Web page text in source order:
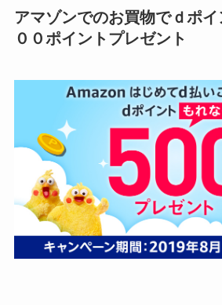
アマゾンでのお買物でｄポイ
００ポイントプレゼント